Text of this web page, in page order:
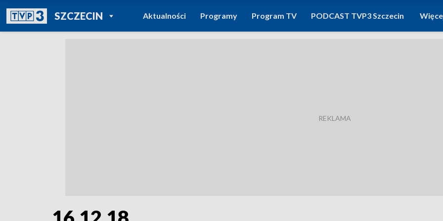
SZCZECINPOWRÓT DO
TVP REGIONY
Aktualności Programy Program TV PODCAST TVP3 Szczecin